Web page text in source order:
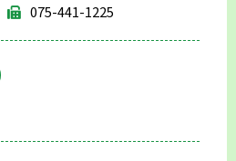
075-441-1225